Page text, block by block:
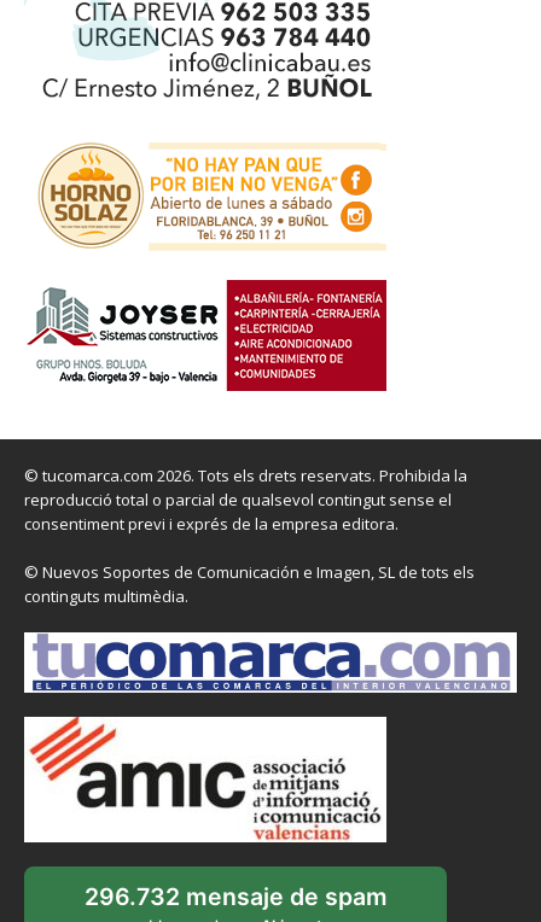
© tucomarca.com 2026. Tots els drets reservats. Prohibida la
reproducció total o parcial de qualsevol contingut sense el
consentiment previ i exprés de la empresa editora.
© Nuevos Soportes de Comunicación e Imagen, SL de tots els
continguts multimèdia.
296.732 mensaje de spam